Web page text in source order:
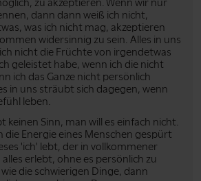
zu akzeptieren. Wenn wir nur
dann dann weiß ich nicht,
was ich nicht mag, akzeptieren
widersinnig zu sein. Alles in uns
nicht die Früchte von irgendetwas
geleistet habe, wenn ich die nicht
ich das Ganze nicht persönlich
in uns sträubt sich dagegen, wenn
leben.
keinen Sinn, man will es einfach nicht.
die Energie eines Menschen gespürt
'ich' lebt, der in vollkommener
erlebt, ohne es persönlich zu
die schwierigen Dinge, dann